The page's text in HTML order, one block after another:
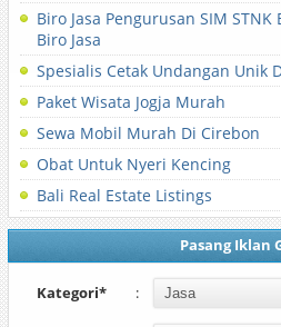
Biro Jasa Pengurusan SIM STNK
Biro Jasa
Spesialis Cetak Undangan Unik
Paket Wisata Jogja Murah
Sewa Mobil Murah Di Cirebon
Obat Untuk Nyeri Kencing
Bali Real Estate Listings
Pasang Iklan
Kategori* :